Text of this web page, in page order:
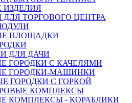
ТОРГОВОГО ЦЕНТРА
ПЛОЩАДКИ
ДЛЯ ДАЧИ
ГОРОДКИ С КАЧЕЛЯМИ
ГОРОДКИ-МАШИНКИ
ГОРОДКИ С ГОРКОЙ
КОМПЛЕКСЫ
КОМПЛЕКСЫ - КОРАБЛИКИ